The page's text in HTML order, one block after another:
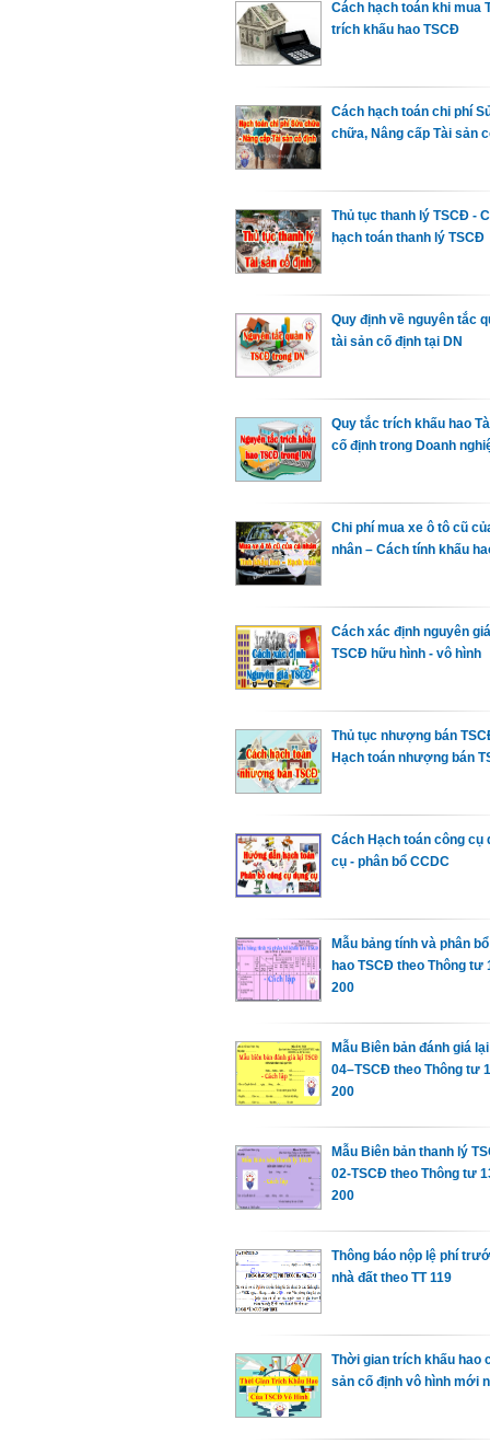
Cách hạch toán khi mua
trích khấu hao TSCĐ
Cách hạch toán chi phí
chữa, Nâng cấp Tài sản
Thủ tục thanh lý TSCĐ -
hạch toán thanh lý TSCĐ
Quy định về nguyên tắc
tài sản cố định tại DN
Quy tắc trích khấu hao
cố định trong Doanh
Chi phí mua xe ô tô cũ
nhân – Cách tính khấu
Cách xác định nguyên giá
TSCĐ hữu hình - vô hình
Thủ tục nhượng bán
Hạch toán nhượng bán
Cách Hạch toán công cụ
cụ - phân bổ CCDC
Mẫu bảng tính và phân
hao TSCĐ theo Thông tư
200
Mẫu Biên bản đánh giá
04–TSCĐ theo Thông tư
200
Mẫu Biên bản thanh lý
02-TSCĐ theo Thông tư
200
Thông báo nộp lệ phí
nhà đất theo TT 119
Thời gian trích khấu hao
sản cố định vô hình mới